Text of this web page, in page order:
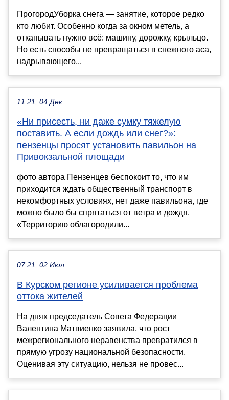
ПрогородУборка снега — занятие, которое редко
кто любит. Особенно когда за окном метель, а
откапывать нужно всё: машину, дорожку, крыльцо.
Но есть способы не превращаться в снежного аса,
надрывающего...
11:21, 04 Дек
«Ни присесть, ни даже сумку тяжелую
поставить. А если дождь или снег?»:
пензенцы просят установить павильон на
Привокзальной площади
фото автора Пензенцев беспокоит то, что им
приходится ждать общественный транспорт в
некомфортных условиях, нет даже павильона, где
можно было бы спрятаться от ветра и дождя.
«Территорию облагородили...
07:21, 02 Июл
В Курском регионе усиливается проблема
оттока жителей
На днях председатель Совета Федерации
Валентина Матвиенко заявила, что рост
межрегионального неравенства превратился в
прямую угрозу национальной безопасности.
Оценивая эту ситуацию, нельзя не провес...